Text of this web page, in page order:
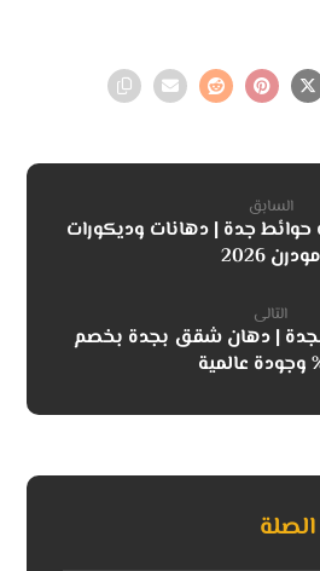
السابق
جدة | دهانات وديكورات
مودرن 2026
التالى
| دهان شقق بجدة بخصم